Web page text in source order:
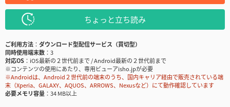
ちょっと立ち読み
ご利用方法
ダウンロード型配信サービス（買切型）
同時使用端末数
3
対応OS
iOS最新の２世代前まで / Android最新の２世代前まで
※コンテンツの使用にあたり、専用ビューアisho.jpが必要
※Androidは、Android２世代前の端末のうち、国内キャリア経由で販売されている端
末（Xperia、GALAXY、AQUOS、ARROWS、Nexusなど）にて動作確認しています
必要メモリ容量
34 MB以上